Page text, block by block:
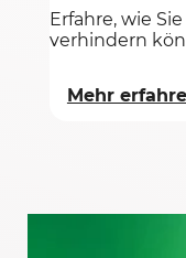
Erfahre, wie
verhindern
Mehr